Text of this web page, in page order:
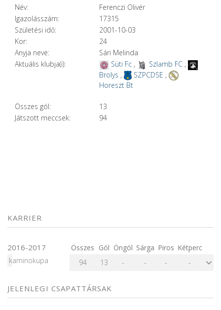
Név:
Ferenczi Olivér
Igazolásszám:
17315
Születési idő:
2001-10-03
Kor:
24
Anyja neve:
Sári Melinda
Aktuális klubja(i):
Süti Fc, Szlamb FC,
Brolys , SZPCDSE ,
Horeszt Bt
Összes gól:
13
Játszott meccsek:
94
KARRIER
2016-2017 Összes Gól Öngól Sárga Piros Kétperc
kaminokupa
94 13 - - - -
JELENLEGI CSAPATTÁRSAK